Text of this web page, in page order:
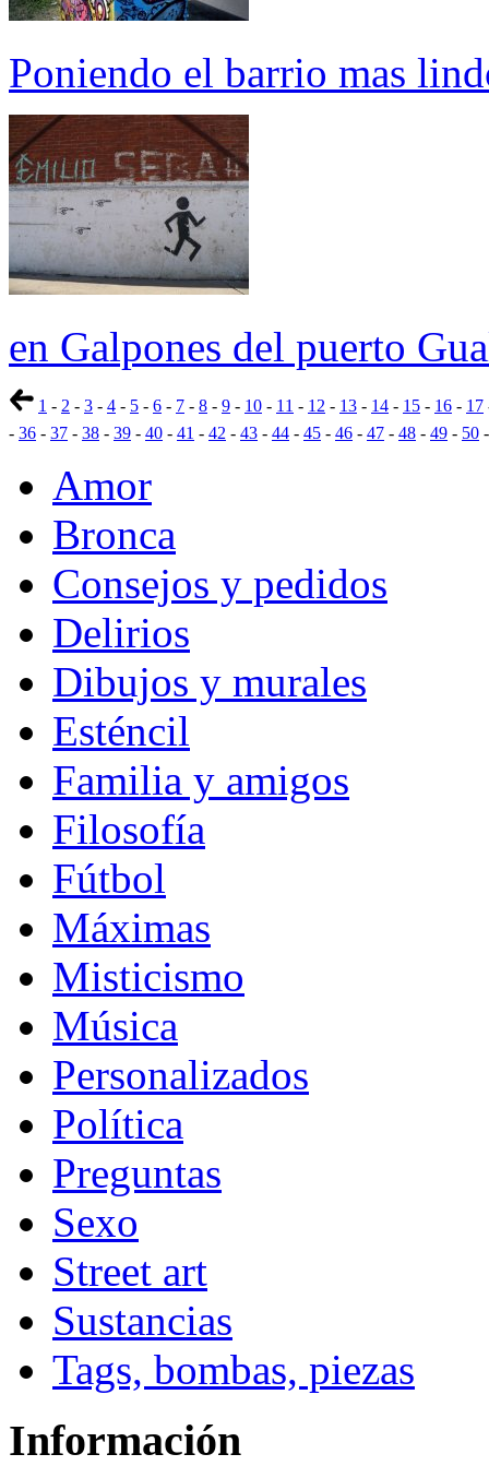
Poniendo el barrio mas
en Galpones del puerto
1 - 2 - 3 - 4 - 5 - 6 - 7 - 8 - 9 - 10 - 11 - 12 - 13 - 14 - 15 - 16 - 17
- 36 - 37 - 38 - 39 - 40 - 41 - 42 - 43 - 44 - 45 - 46 - 47 - 48 - 49 - 50
Amor
Bronca
Consejos y pedidos
Delirios
Dibujos y murales
Esténcil
Familia y amigos
Filosofía
Fútbol
Máximas
Misticismo
Música
Personalizados
Política
Preguntas
Sexo
Street art
Sustancias
Tags, bombas, piezas
Información